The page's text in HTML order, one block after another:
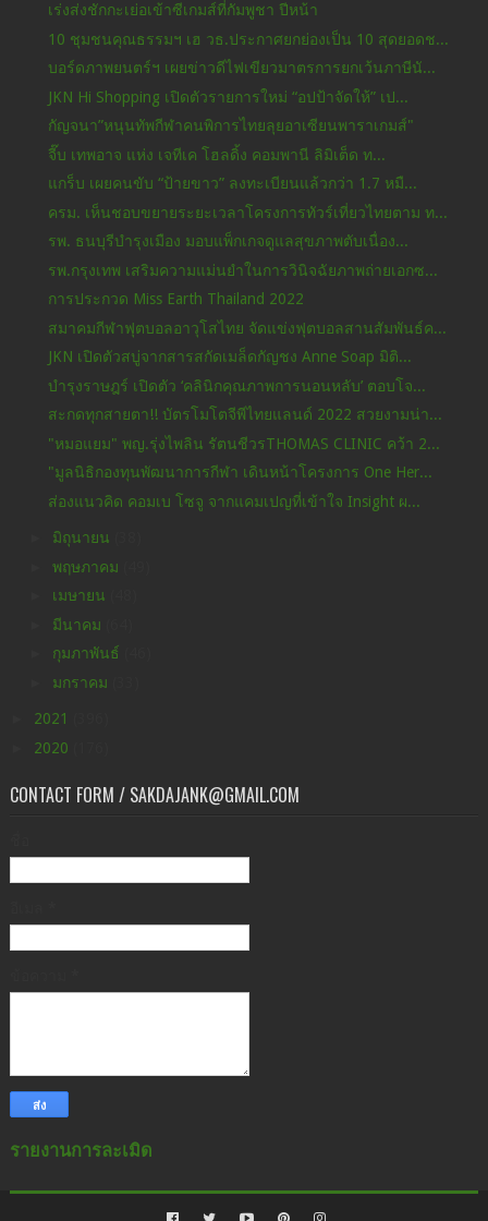
เร่งส่งชักกะเย่อเข้าซีเกมส์ที่กัมพูชา ปีหน้า
10 ชุมชนคุณธรรมฯ เฮ วธ.ประกาศยกย่องเป็น 10 สุดยอดช...
บอร์ดภาพยนตร์ฯ เผยข่าวดีไฟเขียวมาตรการยกเว้นภาษีนั...
JKN Hi Shopping เปิดตัวรายการใหม่ “อปป้าจัดให้” เป...
กัญจนา”หนุนทัพกีฬาคนพิการไทยลุยอาเซียนพาราเกมส์"
จี๊บ เทพอาจ แห่ง เจทีเค โฮลดิ้ง คอมพานี ลิมิเต็ด ท...
แกร็บ เผยคนขับ “ป้ายขาว” ลงทะเบียนแล้วกว่า 1.7 หมื...
ครม. เห็นชอบขยายระยะเวลาโครงการทัวร์เที่ยวไทยตาม ท...
รพ. ธนบุรีบำรุงเมือง มอบแพ็กเกจดูแลสุขภาพตับเนื่อง...
รพ.กรุงเทพ เสริมความแม่นยำในการวินิจฉัยภาพถ่ายเอกซ...
การประกวด Miss Earth Thailand 2022
สมาคมกีฬาฟุตบอลอาวุโสไทย จัดแข่งฟุตบอลสานสัมพันธ์ค...
JKN เปิดตัวสบู่จากสารสกัดเมล็ดกัญชง Anne Soap มิติ...
บำรุงราษฎร์ เปิดตัว ‘คลินิกคุณภาพการนอนหลับ’ ตอบโจ...
สะกดทุกสายตา!! บัตรโมโตจีพีไทยแลนด์ 2022 สวยงามน่า...
"หมอแยม" พญ.รุ่งไพลิน รัตนชีวรTHOMAS CLINIC คว้า 2...
"มูลนิธิกองทุนพัฒนาการกีฬา เดินหน้าโครงการ One Her...
ส่องแนวคิด คอมเบ โซจู จากแคมเปญที่เข้าใจ Insight ผ...
มิถุนายน
พฤษภาคม
เมษายน
มีนาคม
กุมภาพันธ์
มกราคม
2021
2020
CONTACT FORM / SAKDAJANK@GMAIL.COM
รายงานการละเมิด